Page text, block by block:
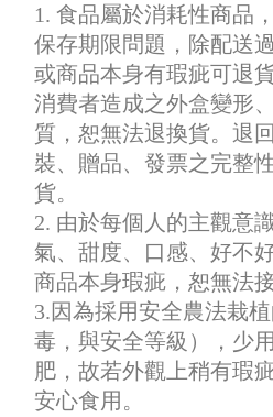
1. 食品屬於消耗性商品
保存期限問題，除配送
或商品本身有瑕疵可退
消費者造成之外盒變形
質，恕無法退換貨。退
裝、贈品、發票之完整
貨。
2. 由於每個人的主觀意
氣、甜度、口感、好不
商品本身瑕疵，恕無法
3.因為採用安全農法栽
毒，與安全等級），少
肥，故若外觀上稍有瑕
安心食用。